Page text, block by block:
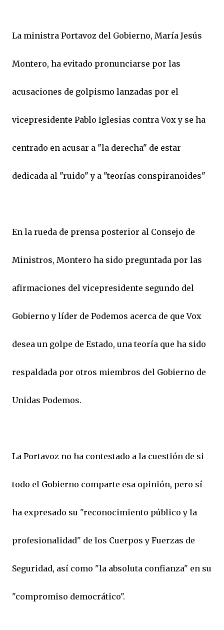
La ministra Portavoz del Gobierno, María Jesús
Montero, ha evitado pronunciarse por las
acusaciones de golpismo lanzadas por el
vicepresidente Pablo Iglesias contra Vox y se ha
centrado en acusar a "la derecha" de estar
dedicada al "ruido" y a "teorías conspiranoides"
En la rueda de prensa posterior al Consejo de
Ministros, Montero ha sido preguntada por las
afirmaciones del vicepresidente segundo del
Gobierno y líder de Podemos acerca de que Vox
desea un golpe de Estado, una teoría que ha sido
respaldada por otros miembros del Gobierno de
Unidas Podemos.
La Portavoz no ha contestado a la cuestión de si
todo el Gobierno comparte esa opinión, pero sí
ha expresado su "reconocimiento público y la
profesionalidad" de los Cuerpos y Fuerzas de
Seguridad, así como "la absoluta confianza" en su
"compromiso democrático".